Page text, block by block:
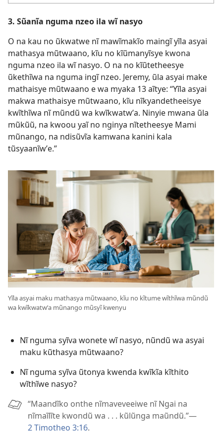
3. Sũanĩa nguma nzeo ila wĩ nasyo
O na kau no ũkwatwe nĩ mawĩmakĩo maingĩ yĩla asyai
mathasya mũtwaano, kĩu no kĩũmanyĩsye kwona
nguma nzeo ila wĩ nasyo. O na no kĩũtetheesye
ũkethĩwa na nguma ingĩ nzeo. Jeremy, ũla asyai make
mathaisye mũtwaano e wa myaka 13 aĩtye: “Yĩla asyai
makwa mathaisye mũtwaano, kĩu nĩkyandetheeisye
kwĩthĩwa nĩ mũndũ wa kwĩkwatwʼa. Ninyie mwana ũla
mũkũũ, na kwoou yaĩ no nginya nĩtetheesye Mami
mũnango, na ndisũvĩa kamwana kanini kala
tũsyaanĩwʼe.”
Yĩla asyai maku mathasya mũtwaano, kĩu no kĩtume wĩthĩwa mũndũ
wa kwĩkwatwʼa mũnango mũsyĩ kwenyu
Nĩ nguma syĩva wonete wĩ nasyo, nũndũ wa asyai
maku kũthasya mũtwaano?
Nĩ nguma syĩva ũtonya kwenda kwĩkĩa kĩthito
wĩthĩwe nasyo?
“Maandĩko onthe nĩmaveveeiwe nĩ Ngai na
nĩmaĩlĩte kwondũ wa . . . kũlũnga maũndũ.”—
2 Timotheo 3:16.